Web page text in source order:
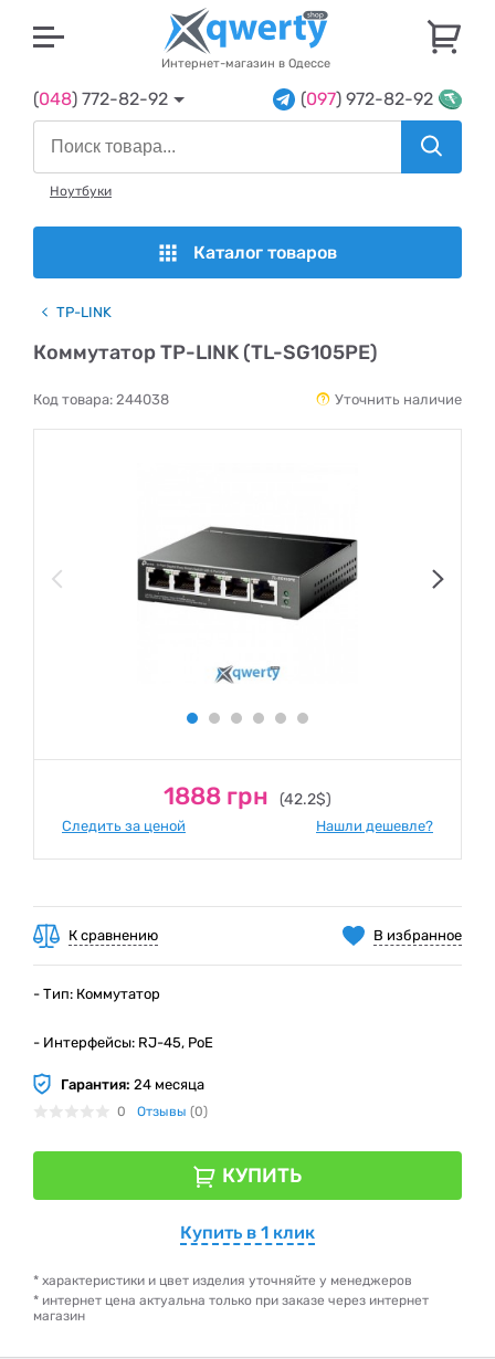
Интернет-магазин в Одессе
(048) 772-82-92 (097) 972-82-92
Ноутбуки
Каталог товаров
TP-LINK
Коммутатор TP-LINK (TL-SG105PE)
Код товара: 244038 Уточнить наличие
1888 грн (42.2$)
Следить за ценой Нашли дешевле?
В избранное
К сравнению
- Тип: Коммутатор
- Интерфейсы: RJ-45, PoE
Гарантия: 24 месяца
0 Отзывы (0)
КУПИТЬ
Купить в 1 клик
* характеристики и цвет изделия уточняйте у менеджеров
* интернет цена актуальна только при заказе через интернет
магазин